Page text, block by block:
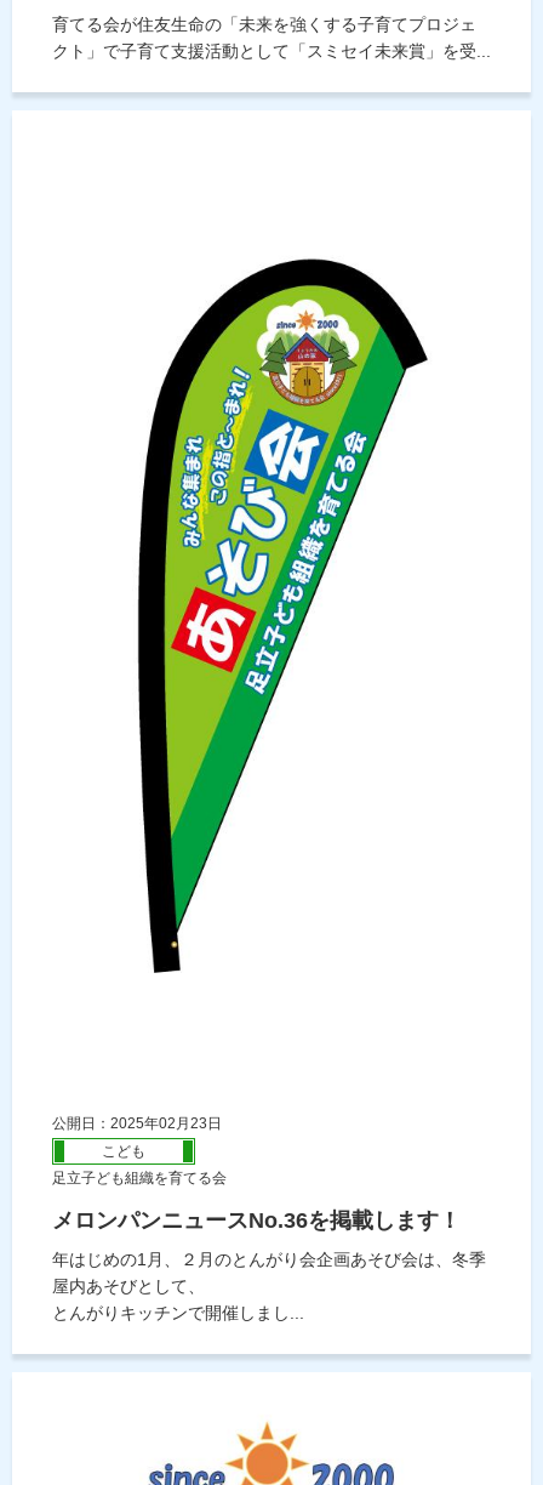
育てる会が住友生命の「未来を強くする子育てプロジェ
クト」で子育て支援活動として「スミセイ未来賞」を受...
公開日：2025年02月23日
こども
足立子ども組織を育てる会
メロンパンニュースNo.36を掲載します！
年はじめの1月、２月のとんがり会企画あそび会は、冬季
屋内あそびとして、
とんがりキッチンで開催しまし...